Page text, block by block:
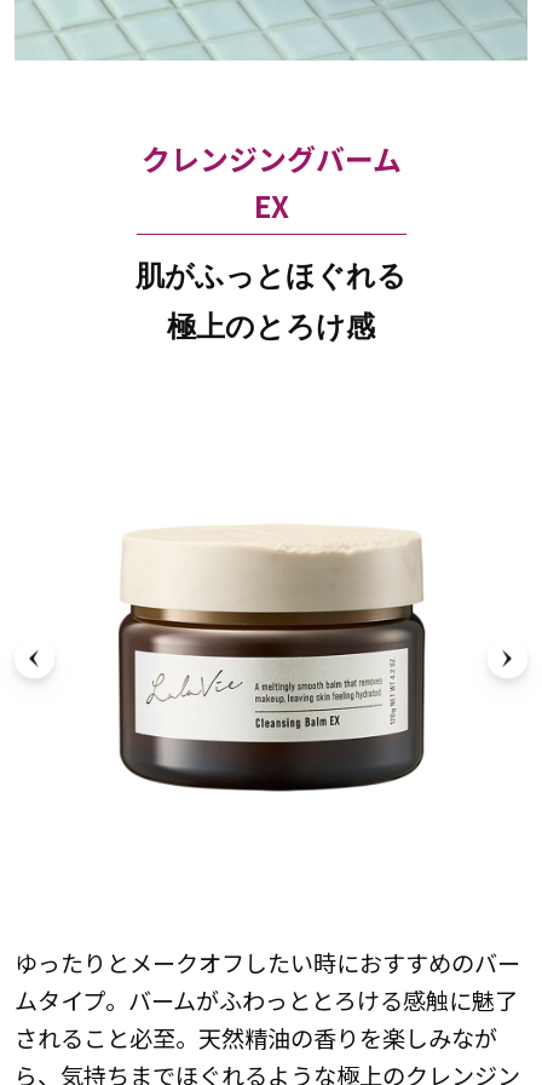
クレンジングバーム
EX
肌がふっとほぐれる
極上のとろけ感
ゆったりとメークオフしたい時におすすめのバー
ムタイプ。バームがふわっととろける感触に魅了
されること必至。天然精油の香りを楽しみなが
ら、気持ちまでほぐれるような極上のクレンジン